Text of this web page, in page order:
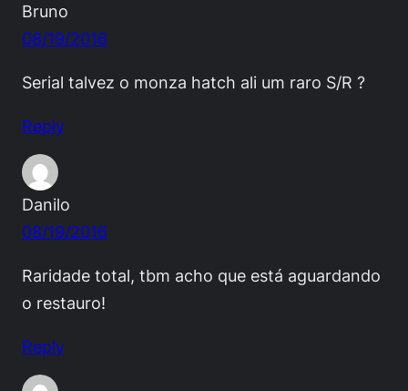
Bruno
08/19/2016
Serial talvez o monza hatch ali um raro S/R ?
Reply
Danilo
08/19/2016
Raridade total, tbm acho que está aguardando
o restauro!
Reply